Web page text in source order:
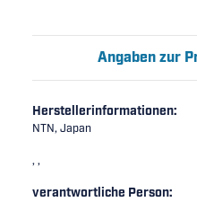
Angaben zur
Herstellerinformationen:
NTN, Japan
, ,
verantwortliche Person: